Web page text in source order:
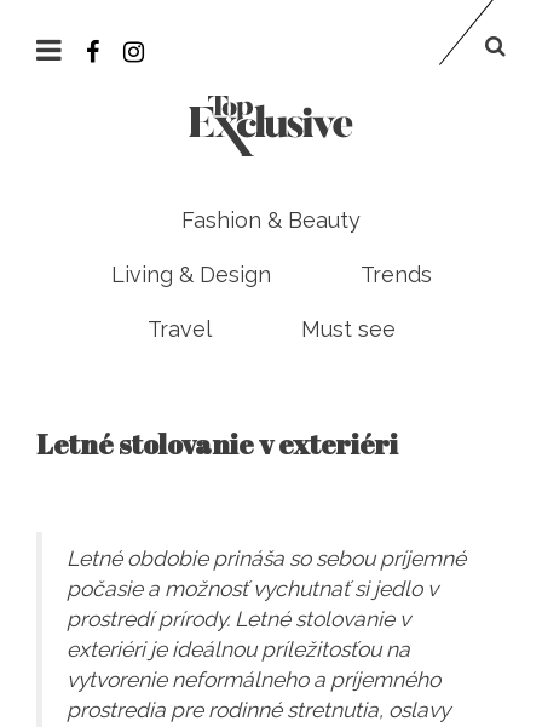
Fashion & Beauty
Living & Design Trends
Travel Must see
Letné stolovanie v exteriéri
Letné obdobie prináša so sebou príjemné
počasie a možnosť vychutnať si jedlo v
prostredí prírody. Letné stolovanie v
exteriéri je ideálnou príležitosťou na
vytvorenie neformálneho a príjemného
prostredia pre rodinné stretnutia, oslavy